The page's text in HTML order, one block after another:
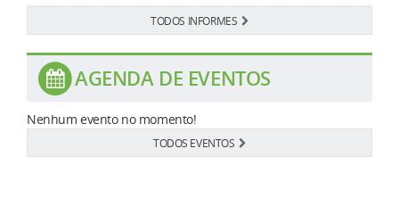
TODOS INFORMES
AGENDA DE EVENTOS
Nenhum evento no momento!
TODOS EVENTOS